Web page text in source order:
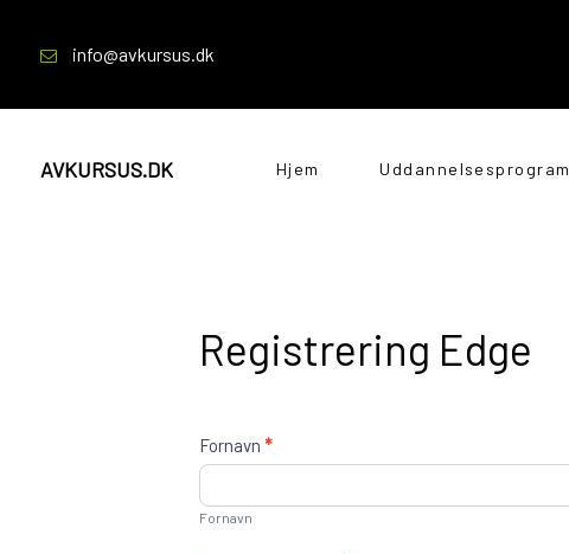
info@avkursus.dk
AVKURSUS.DK Hjem Uddannelsesprogram
Registrering Edge
Fornavn*
Fornavn